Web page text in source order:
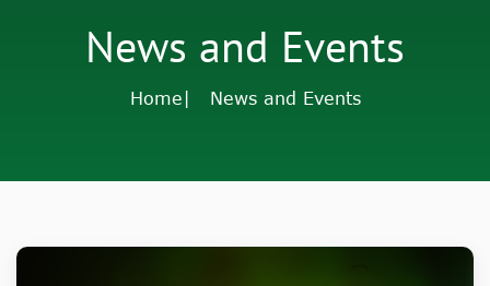
News and Events
Home | News and Events